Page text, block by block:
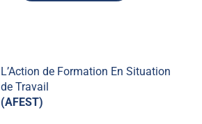
L’Action de Formation En Situation
de Travail
(AFEST)